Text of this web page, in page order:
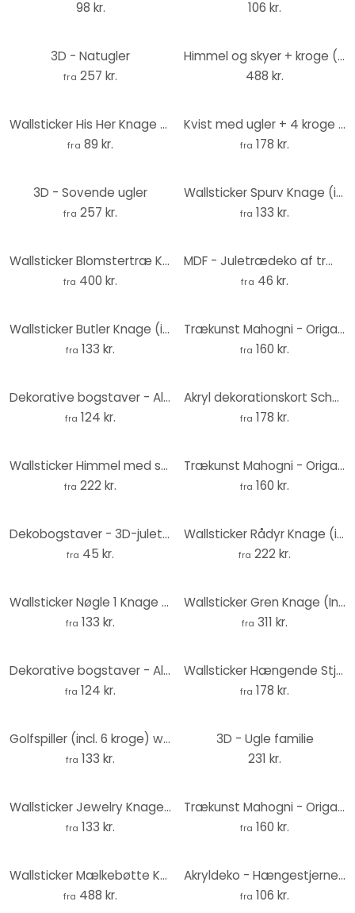
98 kr. 106 kr.
3D - Natugler
fra 257 kr.
Himmel og skyer + kroge (incl. 5 kroge) wallsticker
488 kr.
Wallsticker His Her Knage (inkl. 3 kroge)
fra 89 kr.
Kvist med ugler + 4 kroge wallsticker
fra 178 kr.
3D - Sovende ugler
fra 257 kr.
Wallsticker Spurv Knage (inkl.3 kroge)
fra 133 kr.
Wallsticker Blomstertræ Knage (inkl. 3 kroge)
fra 400 kr.
MDF - Juletrædeko af træ 02
fra 46 kr.
Wallsticker Butler Knage (inkl. 3 kroge)
fra 133 kr.
Trækunst Mahogni - Origami - Gepard
fra 160 kr.
Dekorative bogstaver - Alu-dibond kobber - @ – print på aluminium (Alu-Dibond)
fra 124 kr.
Akryl dekorationskort Schweiz
fra 178 kr.
Wallsticker Himmel med skyer Knage (inkl. 5 kroge)
fra 222 kr.
Trækunst Mahogni - Origami - Abe
fra 160 kr.
Dekobogstaver - 3D-juletræ 02
fra 45 kr.
Wallsticker Rådyr Knage (inkl. 3 kroge)
fra 222 kr.
Wallsticker Nøgle 1 Knage (Inkl. 3 kroge)
fra 133 kr.
Wallsticker Gren Knage (Inkl. 3 kroge)
fra 311 kr.
Dekorative bogstaver - Alu-dibond kobber - # – print på aluminium (Alu-Dibond)
fra 124 kr.
Wallsticker Hængende Stjerner Knage (inkl. 4 kroge)
fra 178 kr.
Golfspiller (incl. 6 kroge) wallsticker
fra 133 kr.
3D - Ugle familie
231 kr.
Wallsticker Jewelry Knage (inkl. 3 kroge)
fra 133 kr.
Trækunst Mahogni - Origami - Papegøje
fra 160 kr.
Wallsticker Mælkebøtte Knage (inkl. 3 kroge)
fra 488 kr.
Akryldeko - Hængestjerne 03
fra 106 kr.